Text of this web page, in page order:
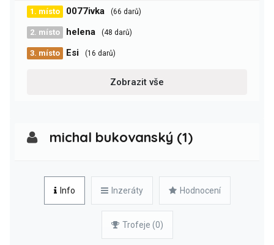
1. místo 0077ivka (66 darů)
2. místo helena (48 darů)
3. místo Esi (16 darů)
Zobrazit vše
michal bukovanský (1)
Info Inzeráty Hodnocení
Trofeje (0)